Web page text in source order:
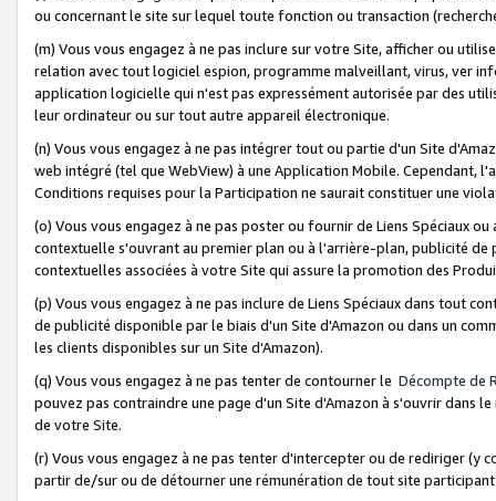
ou concernant le site sur lequel toute fonction ou transaction
(m) Vous vous engagez à ne pas inclure sur votre Site, afficher ou
relation avec tout logiciel espion, programme malveillant, virus, ver
application logicielle qui n'est pas expressément autorisée par des
leur ordinateur ou sur tout autre appareil électronique.
(n) Vous vous engagez à ne pas intégrer tout ou partie d'un Site
web intégré (tel que WebView) à une Application Mobile. Cependant,
Conditions requises pour la Participation ne saurait constituer une
(o) Vous vous engagez à ne pas poster ou fournir de Liens Spéciaux
contextuelle s'ouvrant au premier plan ou à l'arrière-plan, publicité
contextuelles associées à votre Site qui assure la promotion des
(p) Vous vous engagez à ne pas inclure de Liens Spéciaux dans tout
de publicité disponible par le biais d'un Site d'Amazon ou dans un
les clients disponibles sur un Site d'Amazon).
(q) Vous vous engagez à ne pas tenter de contourner le Décompte de
pouvez pas contraindre une page d'un Site d'Amazon à s'ouvrir dans
de votre Site.
(r) Vous vous engagez à ne pas tenter d'intercepter ou de rediriger
partir de/sur ou de détourner une rémunération de tout site